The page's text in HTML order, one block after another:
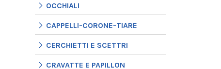
OCCHIALI
CAPPELLI-CORONE-TIARE
CERCHIETTI E SCETTRI
CRAVATTE E PAPILLON